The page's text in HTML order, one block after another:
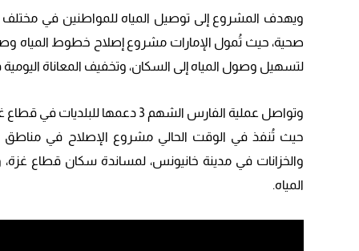
ويهدف المشروع إلى توصيل المياه للمواطنين في مختلف
صحية، حيث تُمول الإمارات مشروع إصلاح خطوط المياه
لتسهيل وصول المياه إلى السكان، وتخفيف المعاناة
وتواصل عملية الفارس الشهم 3
حيث تُنفذ في الوقت الحالي مشروع الإصلاح في
والخزانات في مدينة خانيونس، لمساندة سكان قطاع
المياه.